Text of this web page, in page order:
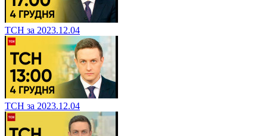
ТСН за 2023.12.04
ТСН за 2023.12.04